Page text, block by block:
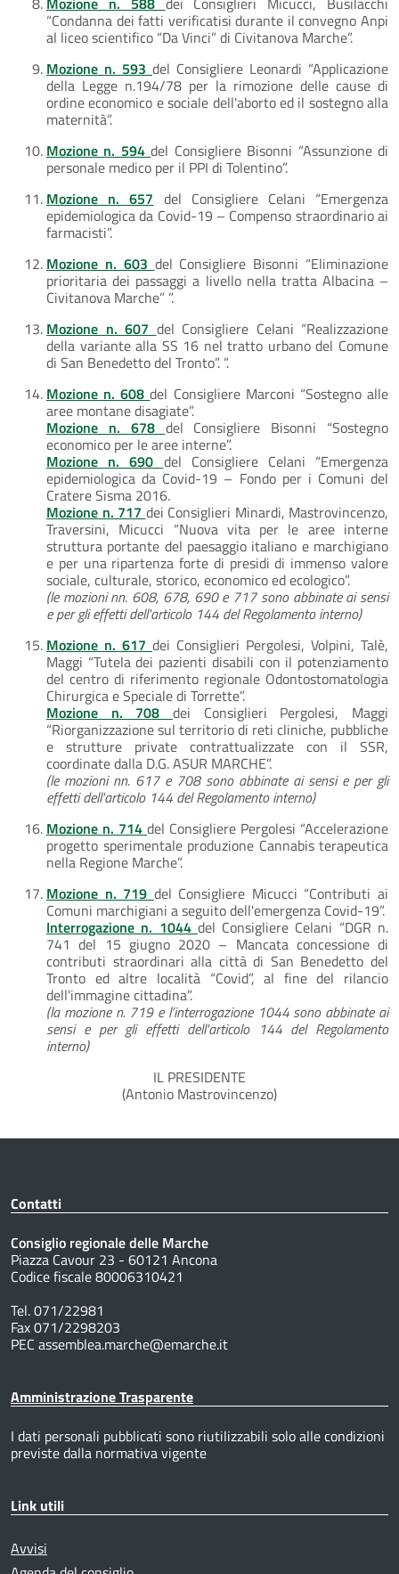
“Condanna dei fatti verificatisi durante il convegno Anpi
al liceo scientifico “Da Vinci” di Civitanova Marche”.
Mozione n. 593 del Consigliere Leonardi “Applicazione
della Legge n.194/78 per la rimozione delle cause di
ordine economico e sociale dell'aborto ed il sostegno alla
maternità”.
Mozione n. 594del Consigliere Bisonni “Assunzione di
personale medico per il PPI di Tolentino”.
Mozione n. 657 del Consigliere Celani “Emergenza
epidemiologica da Covid-19 – Compenso straordinario ai
farmacisti”.
Mozione n. 603 del Consigliere Bisonni “Eliminazione
prioritaria dei passaggi a livello nella tratta Albacina –
Civitanova Marche” ”.
Mozione n. 607 del Consigliere Celani “Realizzazione
della variante alla SS 16 nel tratto urbano del Comune
di San Benedetto del Tronto”. ”.
Mozione n. 608del Consigliere Marconi “Sostegno alle
aree montane disagiate”.
Mozione n. 678 del Consigliere Bisonni “Sostegno
economico per le aree interne”.
Mozione n. 690 del Consigliere Celani “Emergenza
epidemiologica da Covid-19 – Fondo per i Comuni del
Cratere Sisma 2016.
Mozione n. 717 dei Consiglieri Minardi, Mastrovincenzo,
Traversini, Micucci “Nuova vita per le aree interne
struttura portante del paesaggio italiano e marchigiano
e per una ripartenza forte di presidi di immenso valore
sociale, culturale, storico, economico ed ecologico”.
(le mozioni nn. 608, 678, 690 e 717 sono abbinate ai sensi
e per gli effetti dell'articolo 144 del Regolamento interno)
Mozione n. 617 dei Consiglieri Pergolesi, Volpini, Talè,
Maggi “Tutela dei pazienti disabili con il potenziamento
del centro di riferimento regionale Odontostomatologia
Chirurgica e Speciale di Torrette”.
Mozione n. 708 dei Consiglieri Pergolesi, Maggi
“Riorganizzazione sul territorio di reti cliniche, pubbliche
e strutture private contrattualizzate con il SSR,
coordinate dalla D.G. ASUR MARCHE”.
(le mozioni nn. 617 e 708 sono abbinate ai sensi e per gli
effetti dell'articolo 144 del Regolamento interno)
Mozione n. 714 del Consigliere Pergolesi “Accelerazione
progetto sperimentale produzione Cannabis terapeutica
nella Regione Marche”.
Mozione n. 719 del Consigliere Micucci “Contributi ai
Comuni marchigiani a seguito dell'emergenza Covid-19”.
Interrogazione n. 1044 del Consigliere Celani “DGR n.
741 del 15 giugno 2020 – Mancata concessione di
contributi straordinari alla città di San Benedetto del
Tronto ed altre località “Covid”, al fine del rilancio
dell'immagine cittadina”.
(la mozione n. 719 e l’interrogazione 1044 sono abbinate ai
sensi e per gli effetti dell'articolo 144 del Regolamento
interno)
IL PRESIDENTE
(Antonio Mastrovincenzo)
Contatti
Consiglio regionale delle Marche
Piazza Cavour 23 - 60121 Ancona
Codice fiscale 80006310421
Tel. 071/22981
Fax 071/2298203
PEC assemblea.marche@emarche.it
Amministrazione Trasparente
I dati personali pubblicati sono riutilizzabili solo alle condizioni
previste dalla normativa vigente
Link utili
Avvisi